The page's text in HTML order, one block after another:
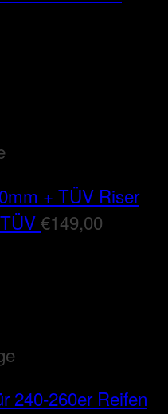
Riser
€149,00